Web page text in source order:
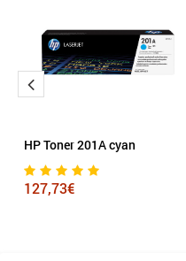
HP Toner 201A cyan
127,73€